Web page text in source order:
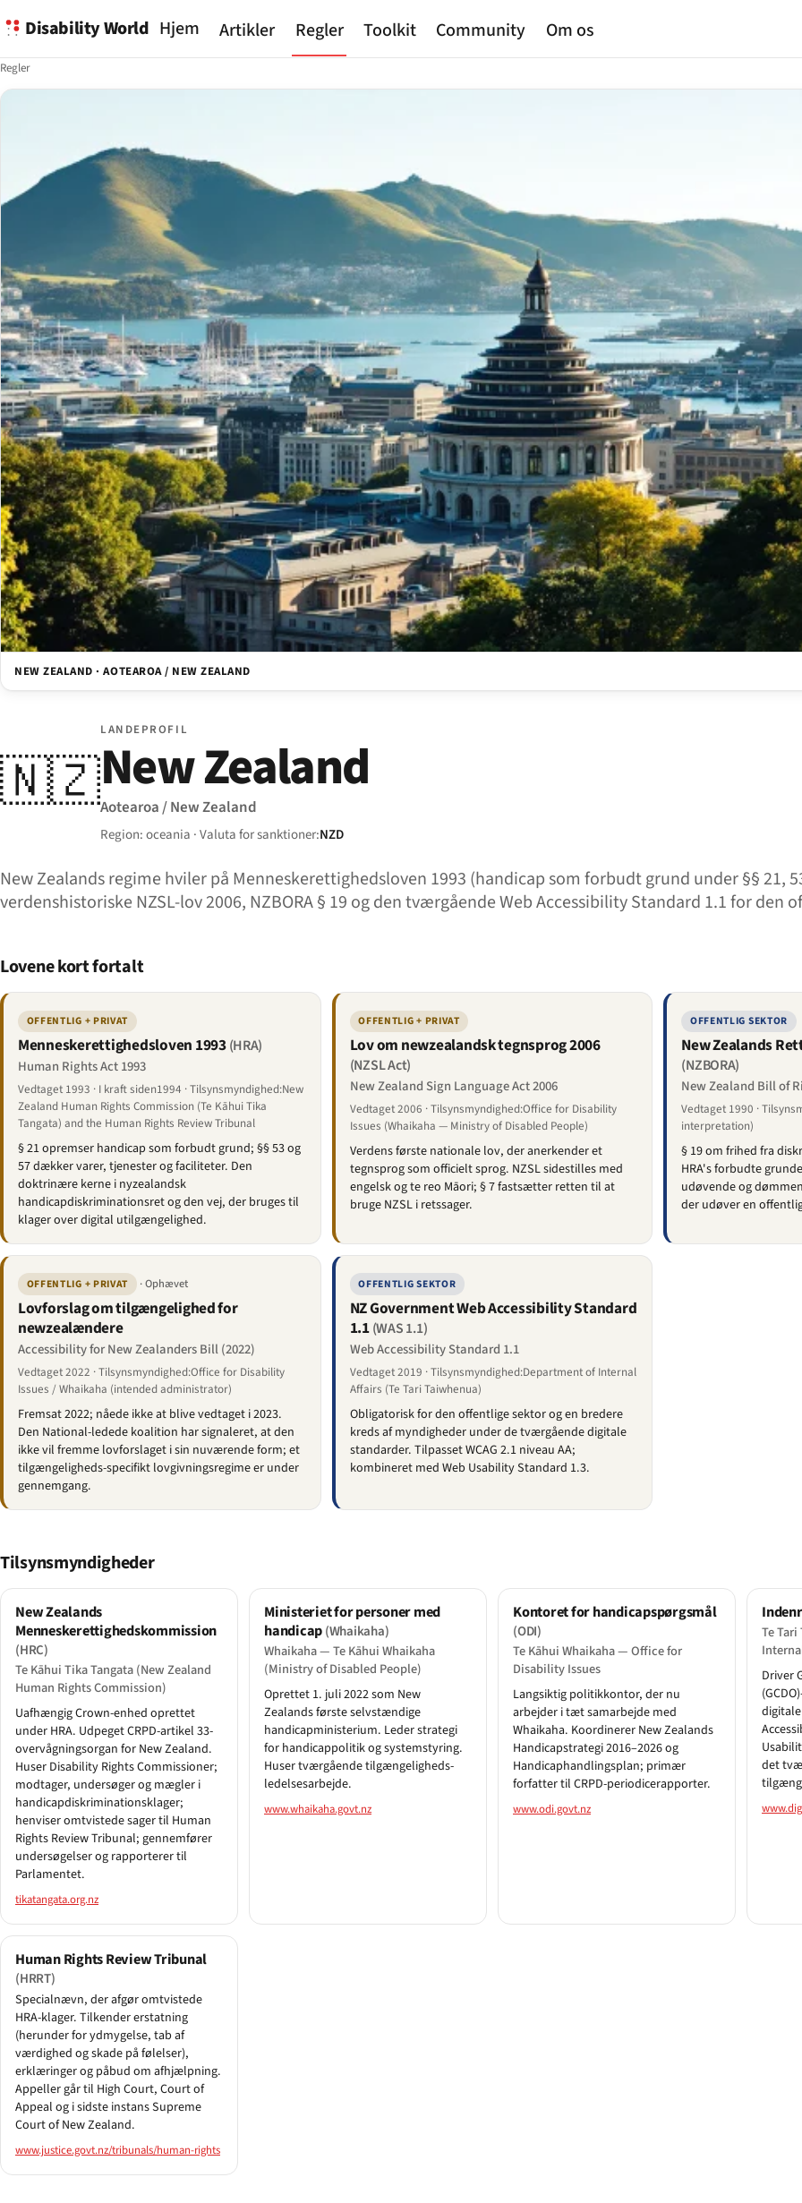
Disability World Hjem Artikler Regler Toolkit Community Om os
Regler
NEW ZEALAND · AOTEAROA / NEW ZEALAND
🇳🇿
LANDEPROFIL
New Zealand
Aotearoa / New Zealand
Region: oceania · Valuta for sanktioner:NZD
New Zealands regime hviler på Menneskerettighedsloven 1993 (handicap som forbudt grund under §§ 21,
verdenshistoriske NZSL-lov 2006, NZBORA § 19 og den tværgående Web Accessibility Standard 1.1 for den
Lovene kort fortalt
OFFENTLIG + PRIVAT
Menneskerettighedsloven 1993(HRA)
Human Rights Act 1993
Vedtaget 1993 · I kraft siden1994 · Tilsynsmyndighed:New
Zealand Human Rights Commission (Te Kāhui Tika
Tangata) and the Human Rights Review Tribunal
§ 21 opremser handicap som forbudt grund; §§ 53 og
57 dækker varer, tjenester og faciliteter. Den
doktrinære kerne i nyzealandsk
handicapdiskriminationsret og den vej, der bruges til
klager over digital utilgængelighed.
OFFENTLIG + PRIVAT
Lov om newzealandsk tegnsprog 2006
(NZSL Act)
New Zealand Sign Language Act 2006
Vedtaget 2006 · Tilsynsmyndighed:Office for Disability
Issues (Whaikaha — Ministry of Disabled People)
Verdens første nationale lov, der anerkender et
tegnsprog som officielt sprog. NZSL sidestilles med
engelsk og te reo Māori; § 7 fastsætter retten til at
bruge NZSL i retssager.
OFFENTLIG SEKTOR
New Zealands
(NZBORA)
New Zealand Bill of
Vedtaget 1990 ·
interpretation)
§ 19 om frihed fra
HRA's forbudte
udøvende og
der udøver en
OFFENTLIG + PRIVAT · Ophævet
Lovforslag om tilgængelighed for
newzealændere
Accessibility for New Zealanders Bill (2022)
Vedtaget 2022 · Tilsynsmyndighed:Office for Disability
Issues / Whaikaha (intended administrator)
Fremsat 2022; nåede ikke at blive vedtaget i 2023.
Den National-ledede koalition har signaleret, at den
ikke vil fremme lovforslaget i sin nuværende form; et
tilgængeligheds-specifikt lovgivningsregime er under
gennemgang.
OFFENTLIG SEKTOR
NZ Government Web Accessibility Standard
1.1(WAS 1.1)
Web Accessibility Standard 1.1
Vedtaget 2019 · Tilsynsmyndighed:Department of Internal
Affairs (Te Tari Taiwhenua)
Obligatorisk for den offentlige sektor og en bredere
kreds af myndigheder under de tværgående digitale
standarder. Tilpasset WCAG 2.1 niveau AA;
kombineret med Web Usability Standard 1.3.
Tilsynsmyndigheder
New Zealands
Menneskerettighedskommission
(HRC)
Te Kāhui Tika Tangata (New Zealand
Human Rights Commission)
Uafhængig Crown-enhed oprettet
under HRA. Udpeget CRPD-artikel 33-
overvågningsorgan for New Zealand.
Huser Disability Rights Commissioner;
modtager, undersøger og mægler i
handicapdiskriminationsklager;
henviser omtvistede sager til Human
Rights Review Tribunal; gennemfører
undersøgelser og rapporterer til
Parlamentet.
tikatangata.org.nz
Ministeriet for personer med
handicap(Whaikaha)
Whaikaha — Te Kāhui Whaikaha
(Ministry of Disabled People)
Oprettet 1. juli 2022 som New
Zealands første selvstændige
handicapministerium. Leder strategi
for handicappolitik og systemstyring.
Huser tværgående tilgængeligheds-
ledelsesarbejde.
www.whaikaha.govt.nz
Kontoret for handicapspørgsmål
(ODI)
Te Kāhui Whaikaha — Office for
Disability Issues
Langsiktig politikkontor, der nu
arbejder i tæt samarbejde med
Whaikaha. Koordinerer New Zealands
Handicapstrategi 2016–2026 og
Handicaphandlingsplan; primær
forfatter til CRPD-periodicerapporter.
www.odi.govt.nz
Te
Driver
det
Human Rights Review Tribunal
(HRRT)
Specialnævn, der afgør omtvistede
HRA-klager. Tilkender erstatning
(herunder for ydmygelse, tab af
værdighed og skade på følelser),
erklæringer og påbud om afhjælpning.
Appeller går til High Court, Court of
Appeal og i sidste instans Supreme
Court of New Zealand.
www.justice.govt.nz/tribunals/human-rights